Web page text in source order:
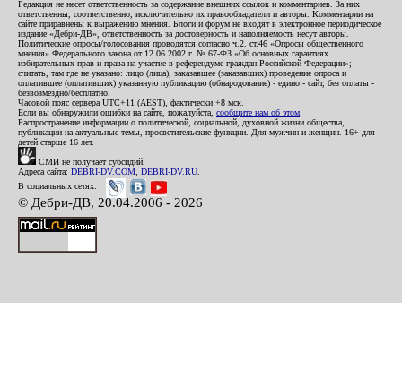
Редакция не несет ответственность за содержание внешних ссылок и комментариев. За них
ответственны, соответственно, исключительно их правообладатели и авторы. Комментарии на
сайте приравнены к выражению мнения. Блоги и форум не входят в электронное периодическое
издание «Дебри-ДВ», ответственность за достоверность и наполняемость несут авторы.
Политические опросы/голосования проводятся согласно ч.2. ст.46 «Опросы общественного
мнения» Федерального закона от 12.06.2002 г. № 67-ФЗ «Об основных гарантиях
избирательных прав и права на участие в референдуме граждан Российской Федерации»;
считать, там где не указано: лицо (лица), заказавшее (заказавших) проведение опроса и
оплатившее (оплативших) указанную публикацию (обнародование) - едино - сайт, без оплаты -
безвозмездно/бесплатно.
Часовой пояс сервера UTC+11 (AEST), фактически +8 мск.
Если вы обнаружили ошибки на сайте, пожалуйста, сообщите нам об этом
Распространение информации о политической, социальной, духовной жизни общества,
публикации на актуальные темы, просветительские функции. Для мужчин и женщин. 16+ для
детей старше 16 лет.
СМИ не получает субсидий.
Адреса сайта: DEBRI-DV.COM DEBRI-DV.RU
В социальных сетях:
© Дебри-ДВ, 20.04.2006 - 2026